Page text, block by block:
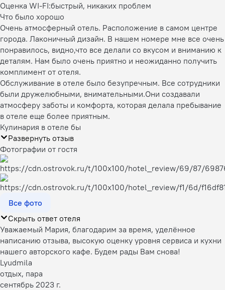
Оценка WI-FI:быстрый, никаких проблем
Что было хорошо
Очень атмосферный отель. Расположение в самом центре
города. Лаконичный дизайн. В нашем номере мне все очень
понравилось, видно,что все делали со вкусом и вниманию к
деталям. Нам было очень приятно и неожиданно получить
комплимент от отеля.
Обслуживание в отеле было безупречным. Все сотрудники
были дружелюбными, внимательными.Они создавали
атмосферу заботы и комфорта, которая делала пребывание
в отеле еще более приятным.
Кулинария в отеле бы
Развернуть отзыв
Фотографии от гостя
Все фото
Скрыть ответ отеля
Уважаемый Мария, благодарим за время, уделённое
написанию отзыва, высокую оценку уровня сервиса и кухни
нашего авторского кафе. Будем рады Вам снова!
Lyudmila
отдых, пара
сентябрь 2023 г.